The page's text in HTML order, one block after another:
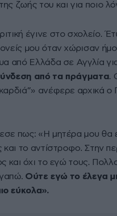
ζωής του και για ποιο
έγινε στο σχολείο.
μου όταν χώρισαν
από Ελλάδα σε Αγγλία
από τα πράγματα.
ανέφερε αρχικά ο
πως: «Η μητέρα μου θα
και το αντίστροφο. Στην
όχι το εγώ τους.
Ούτε εγώ το έλεγα
εύκολα».